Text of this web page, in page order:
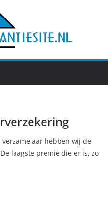
hebben wij de
laagste premie die er is, zo